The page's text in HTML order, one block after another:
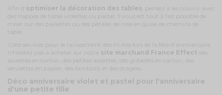
Afin d' optimiser la décoration des tables , pensez à les couvrir avec
des nappes de table violettes ou pastel. Il vous est tout à fait possible de
miser sur des paillettes ou des pétales de rose en guise de chemins de
table.
Côté services pour le ravissement des invités lors de la fête d'anniversaire,
n'hésitez pas à acheter sur notre site marchand France Effect des
assiettes en carton, des petites assiettes, des gobelets en carton, des
serviettes en papier, des bonbons et des dragées...
Déco anniversaire violet et pastel pour l'anniversaire
d'une petite fille